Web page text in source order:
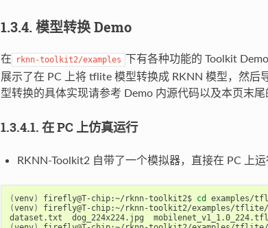
1.3.4. 模型转换 Demo
在 rknn-toolkit2/examples 下有各种功能的 Toolkit
展示了在 PC 上将 tflite 模型转换成 RKNN 模型，然
型转换的具体实现请参考 Demo 内源代码以及本页末尾
1.3.4.1. 在 PC 上仿真运行
RKNN-Toolkit2 自带了一个模拟器，直接在 PC 上
(venv) firefly@T-chip:~/rknn-toolkit2$ cd
(venv)
firefly@T-chip:~/rknn-toolkit2/examples/tflite/